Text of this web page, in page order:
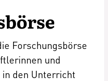
Forschungsbörse
und
den Unterricht